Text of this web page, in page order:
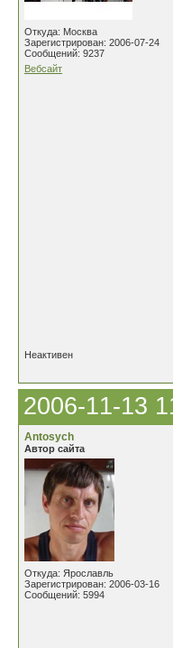
Откуда: Москва
Зарегистрирован: 2006-07-24
Сообщений: 9237
Вебсайт
Неактивен
2006-11-13
Antosych
Автор сайта
Откуда: Ярославль
Зарегистрирован: 2006-03-16
Сообщений: 5994